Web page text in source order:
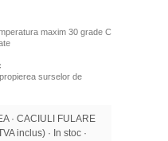
maxim 30 grade C
surselor de
· CACIULI FULARE
inclus) · In stoc ·